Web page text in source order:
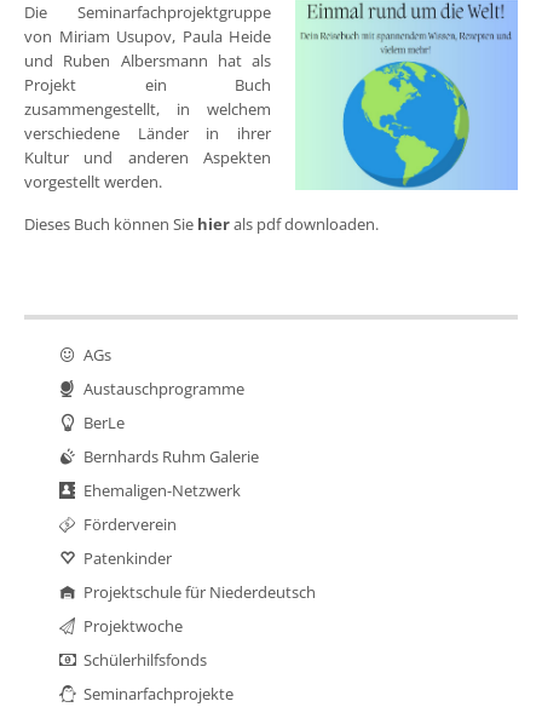
Die Seminarfachprojektgruppe
von Miriam Usupov, Paula Heide
und Ruben Albersmann hat als
Projekt ein Buch
zusammengestellt, in welchem
verschiedene Länder in ihrer
Kultur und anderen Aspekten
vorgestellt werden.
Dieses Buch können Sie hierals pdf downloaden.
AGs
Austauschprogramme
BerLe
Bernhards Ruhm Galerie
Ehemaligen-Netzwerk
Förderverein
Patenkinder
Projektschule für Niederdeutsch
Projektwoche
Schülerhilfsfonds
Seminarfachprojekte